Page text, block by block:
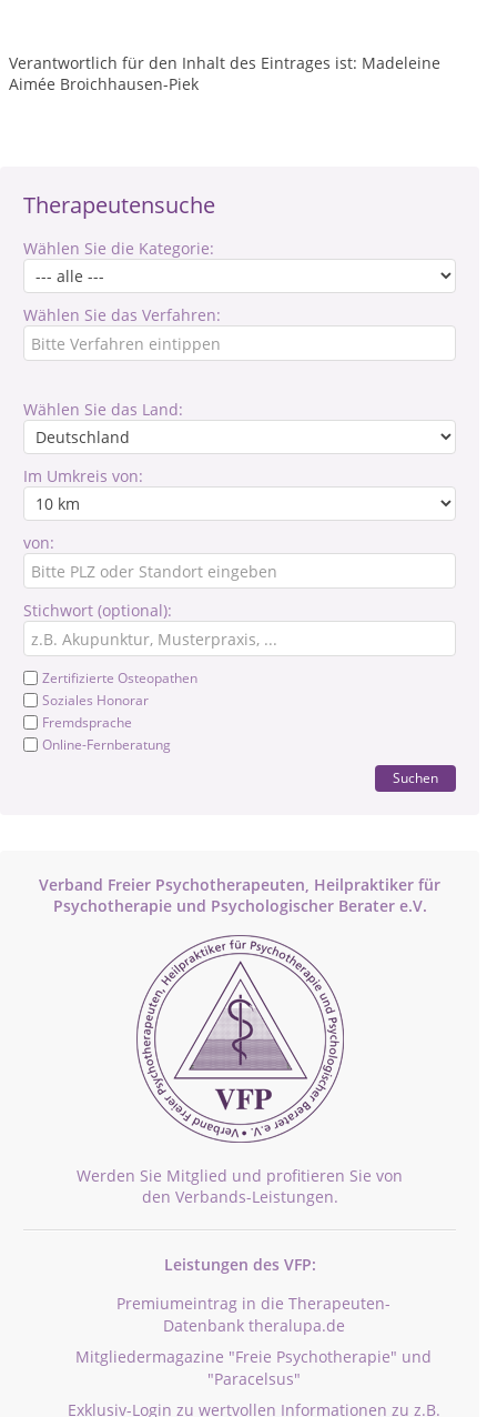
Therapeutensuche
Wählen Sie die Kategorie:
Wählen Sie das Verfahren:
Wählen Sie das Land:
Im Umkreis von:
von:
Stichwort (optional):
Zertifizierte Osteopathen
Soziales Honorar
Fremdsprache
Online-Fernberatung
Suchen
Verband Freier Psychotherapeuten, Heilpraktiker für
Psychotherapie und Psychologischer Berater e.V.
Werden Sie Mitglied und profitieren Sie von
den Verbands-Leistungen.
Leistungen des VFP:
Premiumeintrag in die Therapeuten-
Datenbank theralupa.de
Mitgliedermagazine "Freie Psychotherapie" und
"Paracelsus"
Exklusiv-Login zu wertvollen Informationen zu z.B.
Verantwortlich für den Inhalt des Eintrages ist: Madeleine
Aimée Broichhausen-Piek